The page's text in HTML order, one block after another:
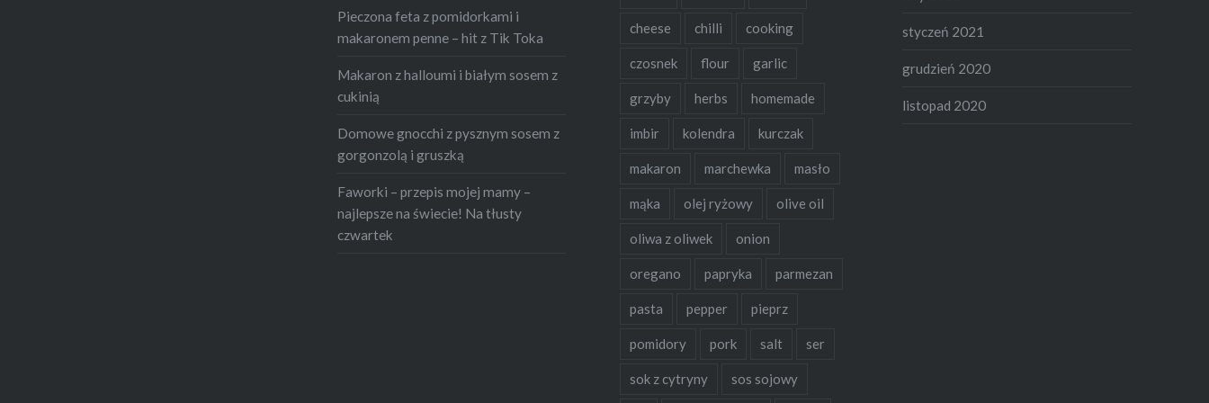
Pieczona feta z pomidorkami i
makaronem penne – hit z Tik Toka
Makaron z halloumi i białym sosem z
cukinią
Domowe gnocchi z pysznym sosem z
gorgonzolą i gruszką
Faworki – przepis mojej mamy –
najlepsze na świecie! Na tłusty
czwartek
cheese chilli cooking
czosnek flour garlic
grzyby herbs homemade
imbir kolendra kurczak
makaron marchewka masło
mąka olej ryżowy olive oil
oliwa z oliwek onion
oregano papryka parmezan
pasta pepper pieprz
pomidory pork salt ser
sok z cytryny sos sojowy
styczeń 2021
grudzień 2020
listopad 2020